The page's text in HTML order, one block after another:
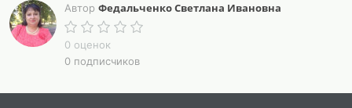
объяснения учителя утрачивают свое прежнее
значение, что приводит к снижению интереса к
процессу обучения.
процесс обучения без применения современных
Автор Федальченко Светлана Ивановна
0 оценок
0 подписчиков